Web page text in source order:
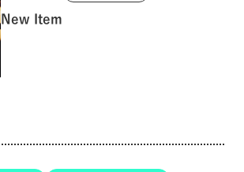
New Item